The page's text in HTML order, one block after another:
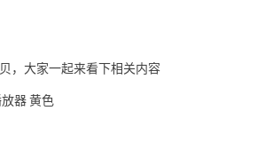
，大家一起来看下相关内容
器 黄色